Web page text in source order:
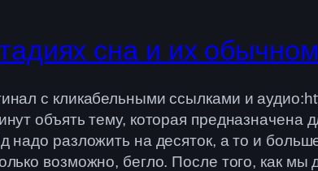
сна и их
с кликабельными ссылками и
объять тему, которая
надо разложить на десяток, а то и
возможно, бегло. После того, как